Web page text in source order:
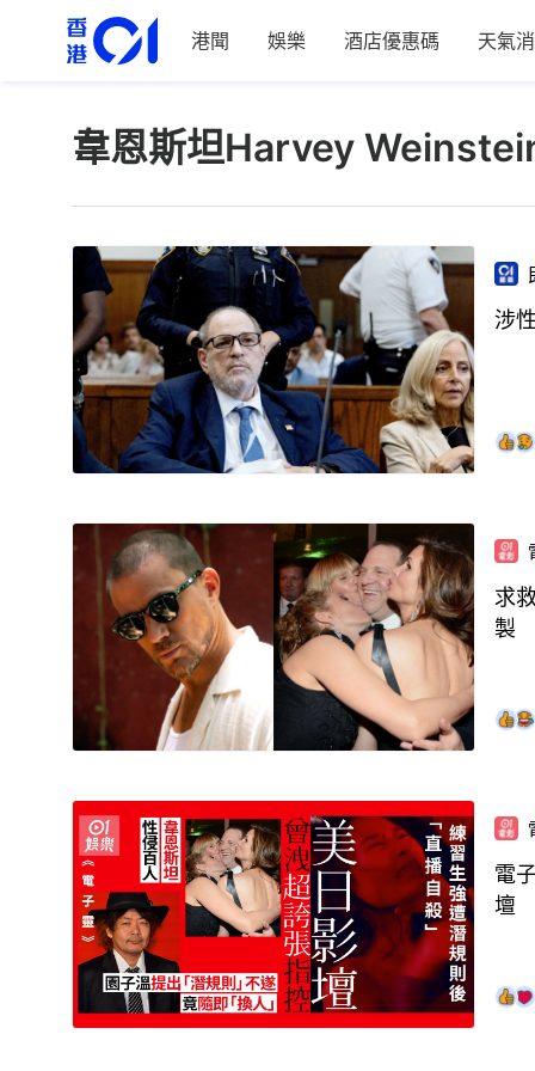
港聞 娛樂 酒店優惠碼 天氣
韋恩斯坦Harvey
涉
求
製
電
壇